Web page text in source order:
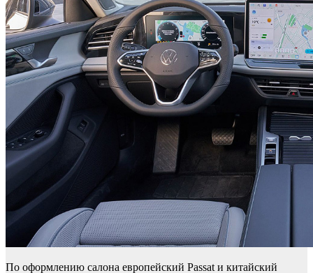
По оформлению салона европейский Passat и китайский